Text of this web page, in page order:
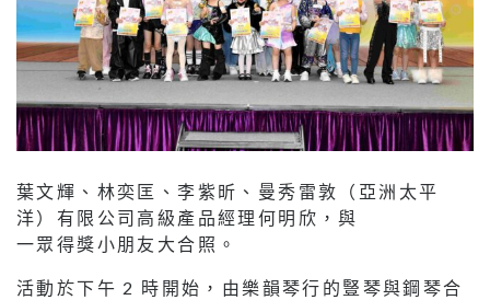
葉文輝、林奕匡、李紫昕、曼秀雷敦（亞洲太平
洋）有限公司高級產品經理何明欣，與
一眾得獎小朋友大合照。
活動於下午 2 時開始，由樂韻琴行的豎琴與鋼琴合